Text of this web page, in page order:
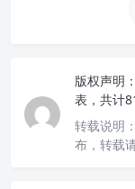
版权声明：
表，共计
转载说明：
布，转载